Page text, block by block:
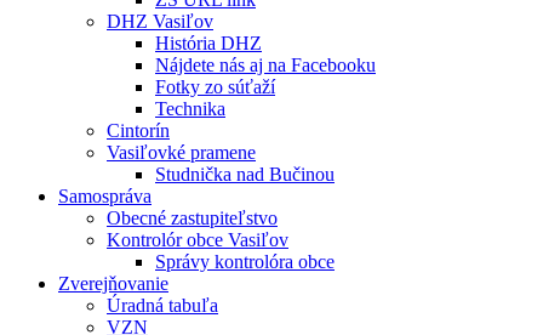
DHZ Vasiľov
História DHZ
Nájdete nás aj na Facebooku
Fotky zo súťaží
Technika
Cintorín
Vasiľovké pramene
Studnička nad Bučinou
Samospráva
Obecné zastupiteľstvo
Kontrolór obce Vasiľov
Správy kontrolóra obce
Zverejňovanie
Úradná tabuľa
VZN